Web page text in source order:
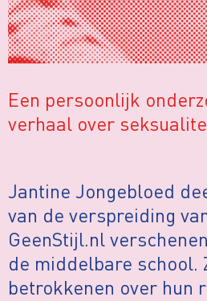
Een persoonlijk
verhaal over
Jantine Jongebloed
van de verspreiding
GeenStijl.nl
de middelbare school.
betrokkenen over hun